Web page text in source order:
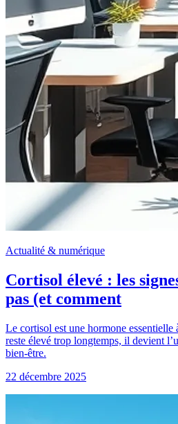
Actualité & numérique
Cortisol élevé : les
pas (et comment
Le cortisol est une hormone essentielle
reste élevé trop longtemps, il devient
bien-être.
22 décembre 2025